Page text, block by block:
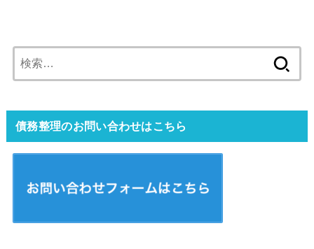
索:
債務整理のお問い合わせはこちら